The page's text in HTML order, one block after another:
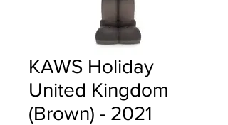
KAWS Holiday
United Kingdom
(Brown) - 2021